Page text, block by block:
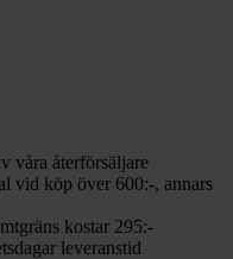
våra återförsäljare
vid köp över 600:-, annars
kostar 295:-
leveranstid